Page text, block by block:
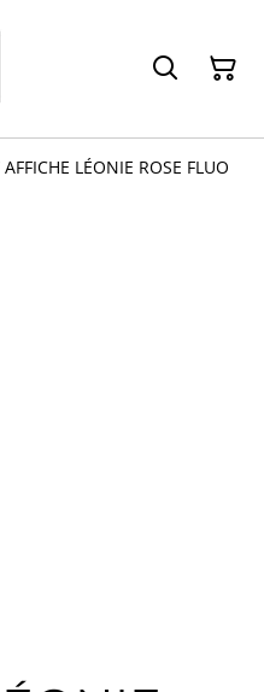
AFFICHE LÉONIE ROSE FLUO